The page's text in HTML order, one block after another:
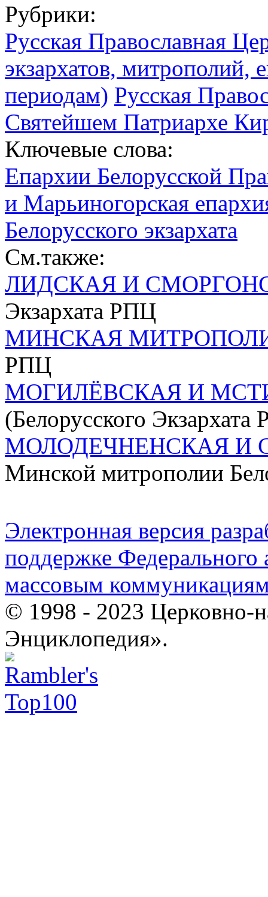
Рубрики:
Русская Православная
экзархатов, митрополий,
периодам) Русская
Святейшем Патриархе
Ключевые слова:
Епархии Белорусской
и Марьиногорская
Белорусского экзархата
См.также:
ЛИДСКАЯ И
Экзархата РПЦ
МИНСКАЯ
РПЦ
МОГИЛЁВСКАЯ И
(Белорусского
МОЛОДЕЧНЕНСКАЯ И
Минской митрополии
Электронная версия
поддержке Федерального
массовым
© 1998 - 2023 Церковно-
Энциклопедия».